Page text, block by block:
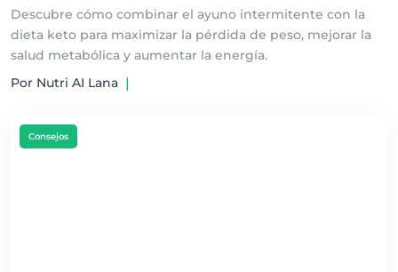
Descubre cómo combinar el ayuno intermitente con la
dieta keto para maximizar la pérdida de peso, mejorar la
salud metabólica y aumentar la energía.
Por Nutri AI Lana |
Consejos